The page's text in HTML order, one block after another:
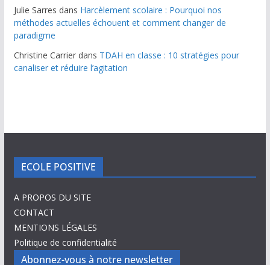
Julie Sarres dans Harcèlement scolaire : Pourquoi nos
méthodes actuelles échouent et comment changer de
paradigme
Christine Carrierdans TDAH en classe : 10 stratégies pour
canaliser et réduire l’agitation
ECOLE POSITIVE
A PROPOS DU SITE
CONTACT
MENTIONS LÉGALES
Politique de confidentialité
Abonnez-vous à notre newsletter